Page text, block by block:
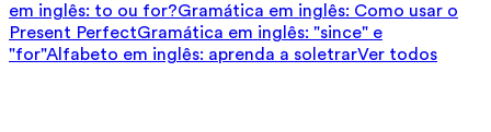
em inglês: to ou for?Gramática em inglês: Como usar o
Present PerfectGramática em inglês: "since" e
"for"Alfabeto em inglês: aprenda a soletrarVer todos